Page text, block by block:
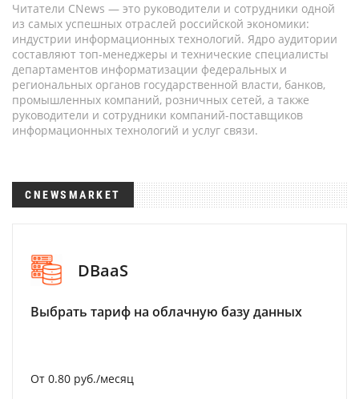
Читатели CNews — это руководители и сотрудники одной
из самых успешных отраслей российской экономики:
индустрии информационных технологий. Ядро аудитории
составляют топ-менеджеры и технические специалисты
департаментов информатизации федеральных и
региональных органов государственной власти, банков,
промышленных компаний, розничных сетей, а также
руководители и сотрудники компаний-поставщиков
информационных технологий и услуг связи.
CNEWSMARKET
DBaaS
Выбрать тариф на облачную базу данных
От 0.80 руб./месяц